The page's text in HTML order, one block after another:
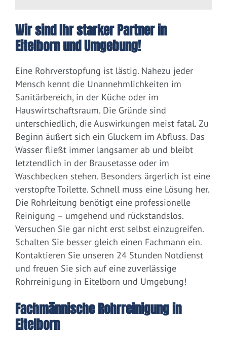
Wir sind Ihr starker Partner in
Eitelborn und Umgebung!
Eine Rohrverstopfung ist lästig. Nahezu jeder
Mensch kennt die Unannehmlichkeiten im
Sanitärbereich, in der Küche oder im
Hauswirtschaftsraum. Die Gründe sind
unterschiedlich, die Auswirkungen meist fatal. Zu
Beginn äußert sich ein Gluckern im Abfluss. Das
Wasser fließt immer langsamer ab und bleibt
letztendlich in der Brausetasse oder im
Waschbecken stehen. Besonders ärgerlich ist eine
verstopfte Toilette. Schnell muss eine Lösung her.
Die Rohrleitung benötigt eine professionelle
Reinigung – umgehend und rückstandslos.
Versuchen Sie gar nicht erst selbst einzugreifen.
Schalten Sie besser gleich einen Fachmann ein.
Kontaktieren Sie unseren 24 Stunden Notdienst
und freuen Sie sich auf eine zuverlässige
Rohrreinigung in Eitelborn und Umgebung!
Fachmännische Rohrreinigung in
Eitelborn